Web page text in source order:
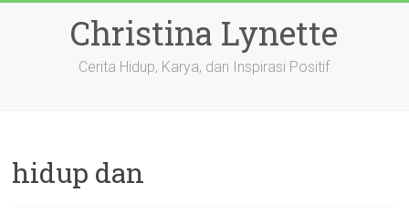
Christina Lynette
Cerita Hidup, Karya, dan Inspirasi Positif
hidup dan